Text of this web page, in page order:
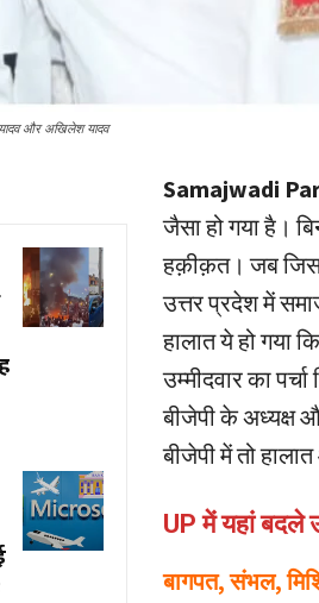
और अखिलेश यादव
Samajwadi
जैसा हो गया है।
हक़ीक़त। जब
उत्तर प्रदेश में
हालात ये हो गया
उम्मीदवार का
बीजेपी के अध्यक्ष
बीजेपी में तो
UP में यहां बदले
बागपत, संभल,